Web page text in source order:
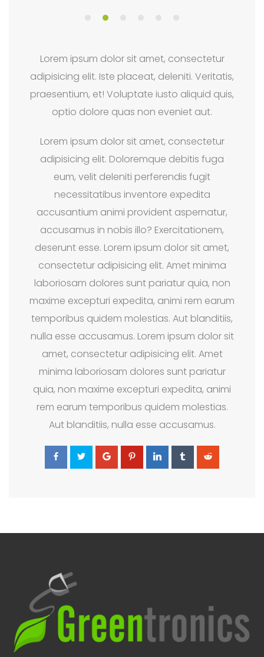
Lorem ipsum dolor sit amet, consectetur
adipisicing elit. Iste placeat, deleniti. Veritatis,
praesentium, et! Voluptate iusto aliquid quis,
optio dolore quas non eveniet aut.
Lorem ipsum dolor sit amet, consectetur
adipisicing elit. Doloremque debitis fuga
eum, velit deleniti perferendis fugit
necessitatibus inventore expedita
accusantium animi provident aspernatur,
accusamus in nobis illo? Exercitationem,
deserunt esse. Lorem ipsum dolor sit amet,
consectetur adipisicing elit. Amet minima
laboriosam dolores sunt pariatur quia, non
maxime excepturi expedita, animi rem earum
temporibus quidem molestias. Aut blanditiis,
nulla esse accusamus. Lorem ipsum dolor sit
amet, consectetur adipisicing elit. Amet
minima laboriosam dolores sunt pariatur
quia, non maxime excepturi expedita, animi
rem earum temporibus quidem molestias.
Aut blanditiis, nulla esse accusamus.